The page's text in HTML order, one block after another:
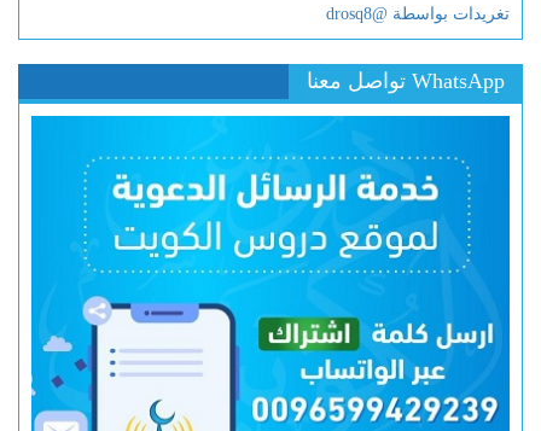
تغريدات بواسطة @drosq8
WhatsApp تواصل معنا